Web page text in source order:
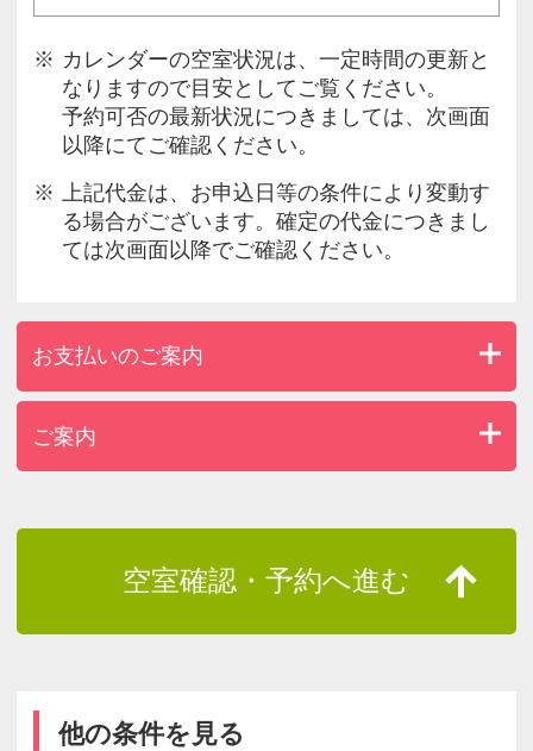
カレンダーの空室状況は、一定時間の更新と
なりますので目安としてご覧ください。
予約可否の最新状況につきましては、次画面
以降にてご確認ください。
上記代金は、お申込日等の条件により変動す
る場合がございます。確定の代金につきまし
ては次画面以降でご確認ください。
お支払いのご案内
ご案内
空室確認・予約へ進む
他の条件を見る